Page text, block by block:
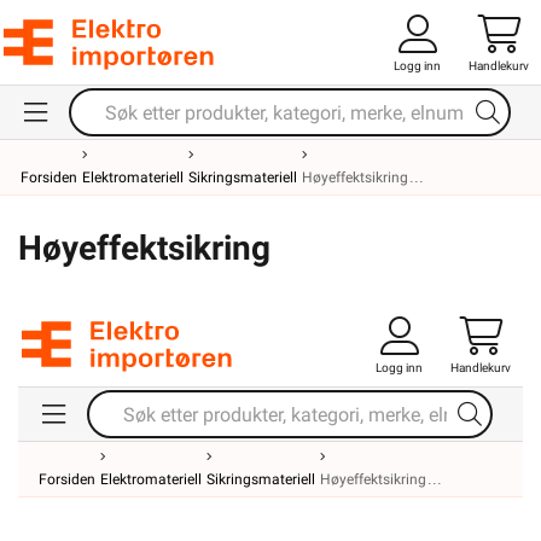
Logg inn Handlekurv
Forsiden Elektromateriell Sikringsmateriell Høyeffektsikring
Høyeffektsikring
Logg inn Handlekurv
Forsiden Elektromateriell Sikringsmateriell Høyeffektsikring